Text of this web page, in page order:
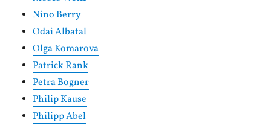
Nino Berry
Odai Albatal
Olga Komarova
Patrick Rank
Petra Bogner
Philip Kause
Philipp Abel